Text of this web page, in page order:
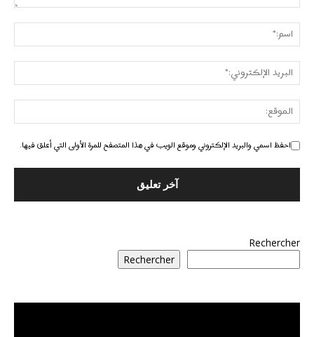
احفظ اسمي والبريد الإلكتروني وموقع الويب في هذا المتصفح للمرة الأولى التي أعلق فيها.
Rechercher
Rechercher